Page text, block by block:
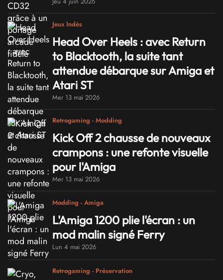
Jeux Indés
Head Over Heels : avec Return
to Blacktooth, la suite tant
attendue débarque sur Amiga et
Atari ST
Mer 13 mai 2026
Retrogaming - Modding
Kick Off 2 chausse de nouveaux
crampons : une refonte visuelle
pour l'Amiga
Mer 13 mai 2026
Modding - Amiga
L'Amiga 1200 plie l'écran : un
mod malin signé Ferry
Lun 4 mai 2026
Retrogaming - Préservation